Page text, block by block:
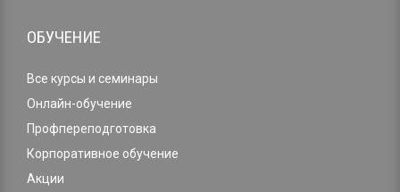
ОБУЧЕНИЕ
Все курсы и семинары
Онлайн-обучение
Профпереподготовка
Корпоративное обучение
Акции